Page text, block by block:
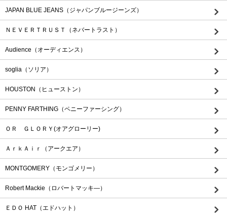
JAPAN BLUE JEANS（ジャパンブルージーンズ）
ＮＥＶＥＲＴＲＵＳＴ（ネバートラスト）
Audience（オーディエンス）
soglia（ソリア）
HOUSTON（ヒューストン）
PENNY FARTHING（ペニーファーシング）
ＯＲ ＧＬＯＲＹ(オアグローリー)
ＡｒｋＡｉｒ（アークエア）
MONTGOMERY（モンゴメリー）
Robert Mackie（ロバートマッキ―）
ＥＤＯ HAT（エドハット）